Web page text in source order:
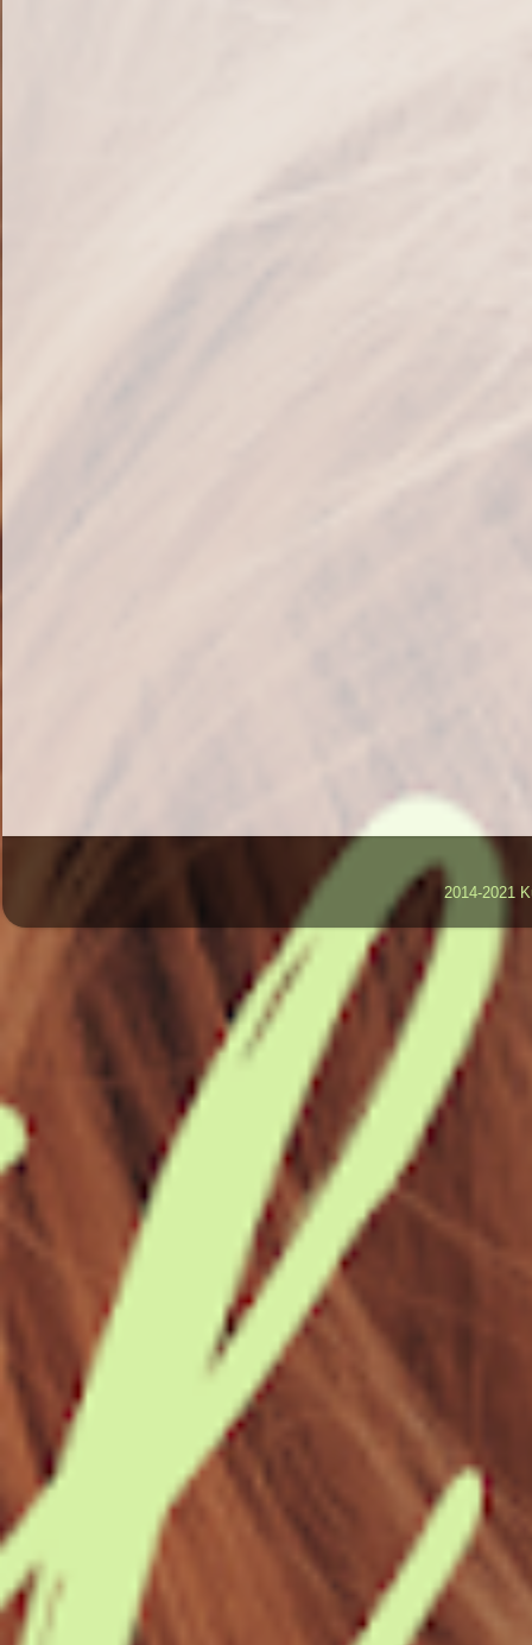
2014-2021